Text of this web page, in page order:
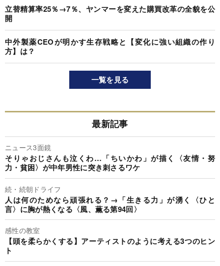
立替精算率25％→7％、ヤンマーを変えた購買改革の全貌を公
開
中外製薬CEOが明かす生存戦略と【変化に強い組織の作り
方】は？
一覧を見る
最新記事
ニュース3面鏡
そりゃおじさんも泣くわ…「ちいかわ」が描く〈友情・努
力・貧困〉が中年男性に突き刺さるワケ
続・続朝ドライフ
人は何のためなら頑張れる？→「生きる力」が湧く〈ひと
言〉に胸が熱くなる〈風、薫る第94回〉
感性の教室
【頭を柔らかくする】アーティストのように考える3つのヒン
ト